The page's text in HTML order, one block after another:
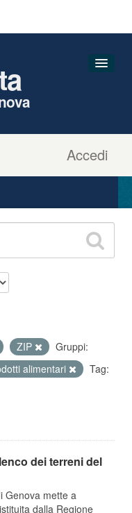
Accedi
ZIP
Gruppi:
alimentari
Tag:
dei terreni del
Genova mette a
dalla Regione